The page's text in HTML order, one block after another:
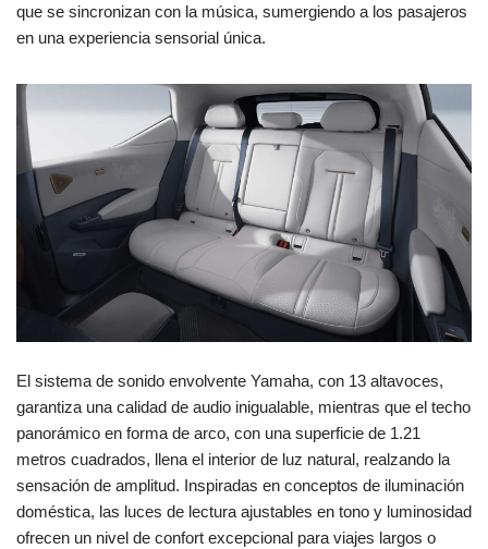
que se sincronizan con la música, sumergiendo a los pasajeros
en una experiencia sensorial única.
El sistema de sonido envolvente Yamaha, con 13 altavoces,
garantiza una calidad de audio inigualable, mientras que el techo
panorámico en forma de arco, con una superficie de 1.21
metros cuadrados, llena el interior de luz natural, realzando la
sensación de amplitud. Inspiradas en conceptos de iluminación
doméstica, las luces de lectura ajustables en tono y luminosidad
ofrecen un nivel de confort excepcional para viajes largos o